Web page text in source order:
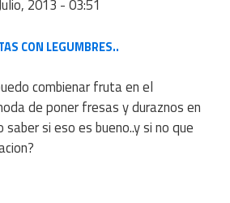
2013 - 03:51
CON LEGUMBRES..
combienar fruta en el
de poner fresas y duraznos en
si eso es bueno..y si no que